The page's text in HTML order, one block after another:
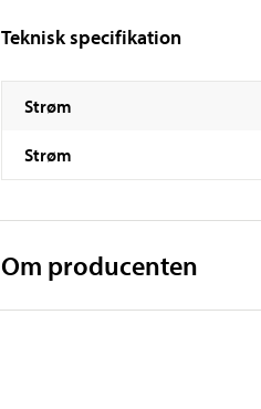
Teknisk specifikation
Strøm
Strøm
Om producenten